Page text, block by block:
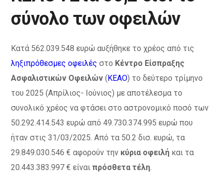
σύνολο των οφειλών
Kατά 562.039.548 ευρώ αυξήθηκε το χρέος από τις
ληξιπρόθεσμες οφειλές στο Κέντρο Είσπραξης
Ασφαλιστικών Οφειλών (ΚΕΑΟ) το δεύτερο τρίμηνο
του 2025 (Απρίλιος- Ιούνιος) με αποτέλεσμα το
συνολικό χρέος να φτάσει στο αστρονομικό ποσό των
50.292.414.543 ευρώ από 49.730.374.995 ευρώ που
ήταν στις 31/03/2025. Από τα 50.2 δισ. ευρώ, τα
29.849.030.546 € αφορούν την κύρια οφειλή και τα
20.443.383.997 € είναιπρόσθετα τέλη.